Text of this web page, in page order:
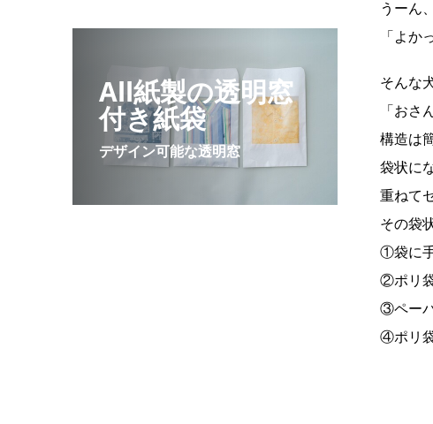
うーん
「よか
そんな
「お
構造は
袋状に
重ねて
その袋
①袋に
②ポリ
③ペー
④ポリ
All紙製の透明窓
付き紙袋
デザイン可能な透明窓